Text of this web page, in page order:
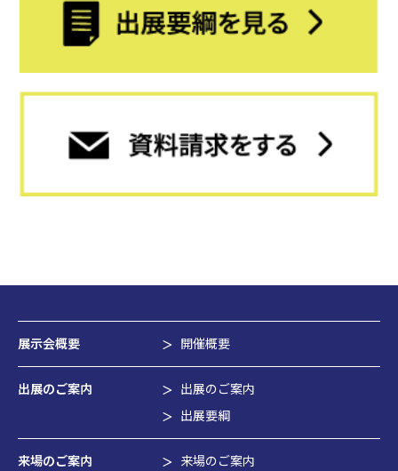
展示会概要 開催概要
出展のご案内
出展のご案内
出展要綱
来場のご案内
来場のご案内